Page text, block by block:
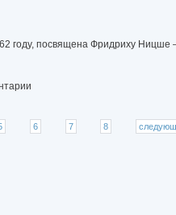
посвящена Фридриху Ницше
6 7 8